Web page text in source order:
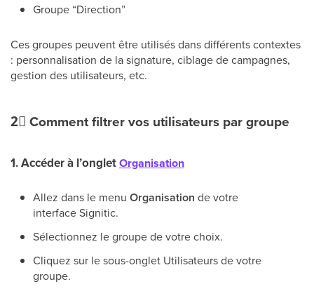
Groupe “Direction”
Ces groupes peuvent être utilisés dans différents contextes
: personnalisation de la signature, ciblage de campagnes,
gestion des utilisateurs, etc.
2⃣ Comment filtrer vos utilisateurs par groupe
1. Accéder à l’ongletOrganisation
Allez dans le menu Organisation de votre
interface Signitic.
Sélectionnez le groupe de votre choix.
Cliquez sur le sous-onglet Utilisateurs de votre
groupe.